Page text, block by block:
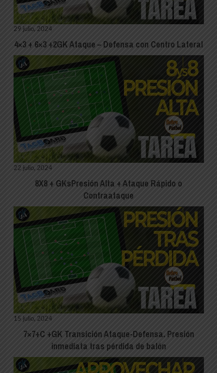
29 julio, 2024
4×3 + 6×3 +2GK Ataque – Defensa con Centro Lateral
22 julio, 2024
8X8 + GKsPresión Alta + Ataque Rápido o
Contraataque
15 julio, 2024
7×7+C +GK Transición Ataque-Defensa. Presión
inmediata tras pérdida de balón